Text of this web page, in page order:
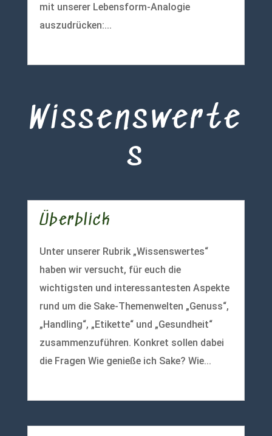
mit unserer Lebensform-Analogie
auszudrücken:...
Wissenswerte
s
Überblick
Unter unserer Rubrik „Wissenswertes“
haben wir versucht, für euch die
wichtigsten und interessantesten Aspekte
rund um die Sake-Themenwelten „Genuss“,
„Handling“, „Etikette“ und „Gesundheit“
zusammenzuführen. Konkret sollen dabei
die Fragen Wie genieße ich Sake? Wie...